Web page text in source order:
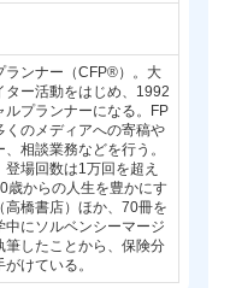
ランナー（CFP®）。大
ター活動をはじめ、1992
ルプランナーになる。FP
くのメディアへの寄稿や
相談業務などを行う。
登場回数は1万回を超え
歳からの人生を豊かにす
高橋書店）ほか、70冊を
中にソルベンシーマージ
筆したことから、保険分
けている。